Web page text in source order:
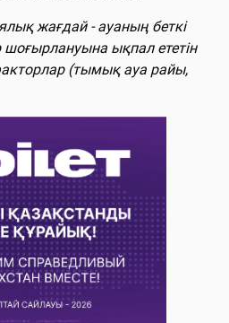
жағдай - ауаның беткі
ықпал ететін
(тымық ауа райы,